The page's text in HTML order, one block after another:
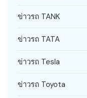
ข่าวรถ TANK
ข่าวรถ TATA
ข่าวรถ Tesla
ข่าวรถ Toyota